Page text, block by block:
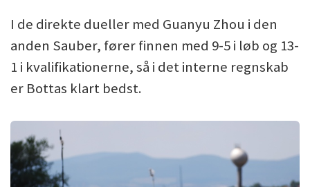
I de direkte dueller med Guanyu Zhou i den
anden Sauber, fører finnen med 9-5 i løb og 13-
1 i kvalifikationerne, så i det interne regnskab
er Bottas klart bedst.